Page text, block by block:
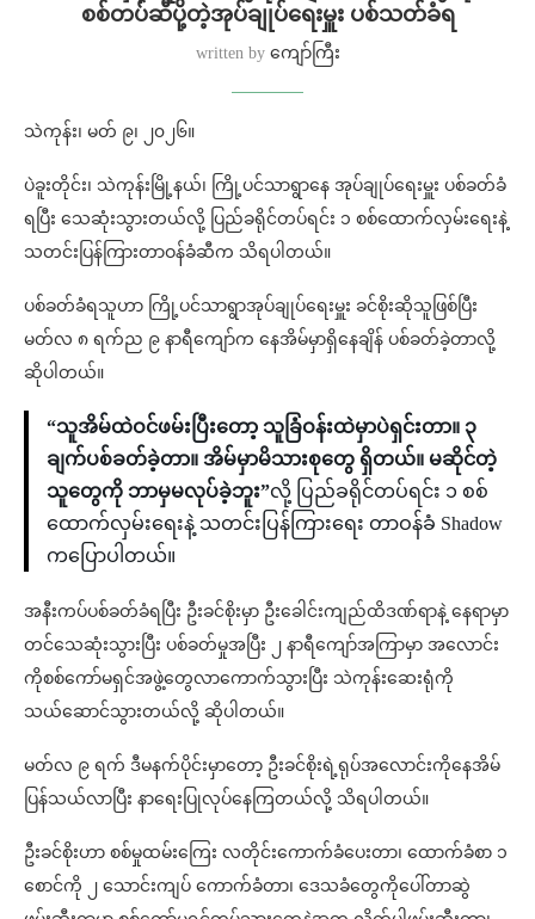
စစ်တပ်ဆီပို့တဲ့အုပ်ချုပ်ရေးမှူး ပစ်သတ်ခံရ
written by ကျော်ကြီး
သဲကုန်း၊ မတ် ၉၊ ၂၀၂၆။
ပဲခူးတိုင်း၊ သဲကုန်းမြို့နယ်၊ ကြို့ပင်သာရွာနေ အုပ်ချုပ်ရေးမှူး ပစ်ခတ်ခံ
ရပြီး သေဆုံးသွားတယ်လို့ ပြည်ခရိုင်တပ်ရင်း ၁ စစ်ထောက်လှမ်းရေးနဲ့
သတင်းပြန်ကြားတာဝန်ခံဆီက သိရပါတယ်။
ပစ်ခတ်ခံရသူဟာ ကြို့ပင်သာရွာအုပ်ချုပ်ရေးမှူး ခင်စိုးဆိုသူဖြစ်ပြီး
မတ်လ ၈ ရက်ည ၉ နာရီကျော်က နေအိမ်မှာရှိနေချိန် ပစ်ခတ်ခဲ့တာလို့
ဆိုပါတယ်။
“သူအိမ်ထဲဝင်ဖမ်းပြီးတော့ သူခြံဝန်းထဲမှာပဲရှင်းတာ။ ၃
ချက်ပစ်ခတ်ခဲ့တာ။ အိမ်မှာမိသားစုတွေ ရှိတယ်။ မဆိုင်တဲ့
သူတွေကို ဘာမှမလုပ်ခဲ့ဘူး”လို့ ပြည်ခရိုင်တပ်ရင်း ၁ စစ်
ထောက်လှမ်းရေးနဲ့ သတင်းပြန်ကြားရေး တာဝန်ခံ Shadow
ကပြောပါတယ်။
အနီးကပ်ပစ်ခတ်ခံရပြီး ဦးခင်စိုးမှာ ဦးခေါင်းကျည်ထိဒဏ်ရာနဲ့ နေရာမှာ
တင်သေဆုံးသွားပြီး ပစ်ခတ်မှုအပြီး ၂ နာရီကျော်အကြာမှာ အလောင်း
ကိုစစ်ကော်မရှင်အဖွဲ့တွေလာကောက်သွားပြီး သဲကုန်းဆေးရုံကို
သယ်ဆောင်သွားတယ်လို့ ဆိုပါတယ်။
မတ်လ ၉ ရက် ဒီမနက်ပိုင်းမှာတော့ ဦးခင်စိုးရဲ့ရုပ်အလောင်းကိုနေအိမ်
ပြန်သယ်လာပြီး နာရေးပြုလုပ်နေကြတယ်လို့ သိရပါတယ်။
ဦးခင်စိုးဟာ စစ်မှုထမ်းကြေး လတိုင်းကောက်ခံပေးတာ၊ ထောက်ခံစာ ၁
စောင်ကို ၂ သောင်းကျပ် ကောက်ခံတာ၊ ဒေသခံတွေကိုပေါ်တာဆွဲ